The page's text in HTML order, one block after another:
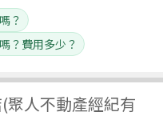
聚人不動產經紀有
？
？費用多少？